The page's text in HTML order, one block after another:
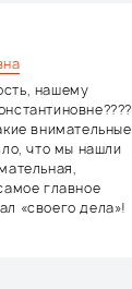
нашему
внимательные
что мы нашли
главное
«своего дела»!